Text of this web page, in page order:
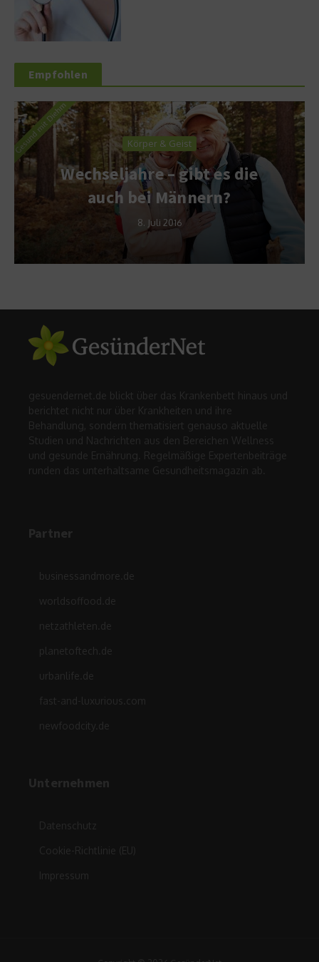
Empfohlen
Körper & Geist
Wechseljahre – gibt es die
auch bei Männern?
8. Juli 2016
gesuendernet.de blickt über das Krankenbett hinaus und
berichtet nicht nur über Krankheiten und ihre
Behandlung, sondern thematisiert genauso aktuelle
Studien und Nachrichten aus den Bereichen Wellness
und gesunde Ernährung. Regelmäßige Expertenbeiträge
runden das unterhaltsame Gesundheitsmagazin ab.
Partner
businessandmore.de
worldsoffood.de
netzathleten.de
planetoftech.de
urbanlife.de
fast-and-luxurious.com
newfoodcity.de
Unternehmen
Datenschutz
Cookie-Richtlinie (EU)
Impressum